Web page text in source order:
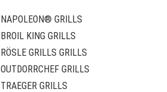
NAPOLEON® GRILLS
BROIL KING GRILLS
RÖSLE GRILLS GRILLS
OUTDORRCHEF GRILLS
TRAEGER GRILLS